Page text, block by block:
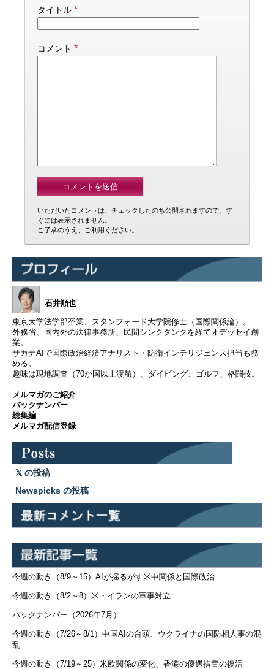
タイトル *
コメント *
いただいたコメントは、チェックしたのち公開されますので、す
ぐには表示されません。
ご了承のうえ、ご利用ください。
石井順也
東京大学法学部卒業、スタンフォード大学院修士（国際関係論）。
外務省、国内外の法律事務所、民間シンクタンクを経てオデッセイ創
業。
サカナAIで国際政治経済アナリスト・防衛インテリジェンス担当も務
める。
趣味は現地調査（70か国以上渡航）、ダイビング、ゴルフ、格闘技。
メルマガのご紹介
バックナンバー
総集編
メルマガ配信登録
の投稿
Newspicks の投稿
今週の動き（8/9～15）AIが揺るがす米中関係と国際政治
今週の動き（8/2～8）米・イランの軍事対立
バックナンバー（2026年7月）
今週の動き（7/26～8/1）中国AIの台頭、ウクライナの国防相人事の混
乱
今週の動き（7/19～25）米欧関係の変化、香港の優遇措置の復活